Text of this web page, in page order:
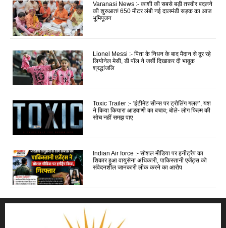
Varanasi News :- काशी की सबसे बड़ी तस्वीर बदलने
की शुरुआत! 650 मीटर लंबी नई दालमंडी सड़क का आज
भूमिपूजन
Lionel Messi :- पिता के निधन के बाद मैदान से दूर रहे
लियोनेल मेसी, डी पॉल ने जर्सी दिखाकर दी भावुक
श्रद्धांजलि
Toxic Trailer :- ‘इंटीमेट सीन्स पर ट्रोलिंग गलत’, यश
ने किया कियारा आडवाणी का बचाव; बोले- लोग फिल्म की
सोच नहीं समझ पाए
Indian Air force :- सोशल मीडिया पर हनीट्रैप का
शिकार हुआ वायुसेना अधिकारी, पाकिस्तानी एजेंट्स को
संवेदनशील जानकारी लीक करने का आरोप